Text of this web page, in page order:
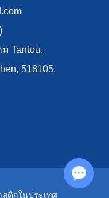
Tantou,
518105,
ติกในประเทศ
Chat with Us